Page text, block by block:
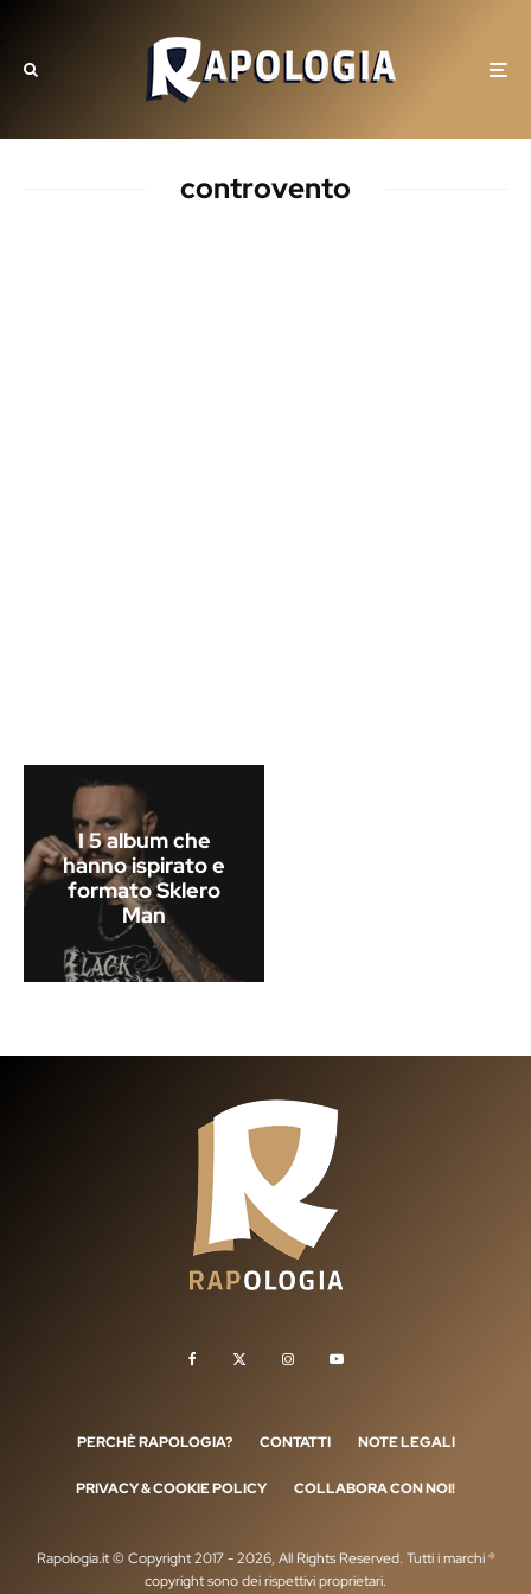
controvento
I 5 album che
hanno ispirato e
formato Sklero
Man
PERCHÈ RAPOLOGIA? CONTATTI NOTE LEGALI
PRIVACY & COOKIE POLICY COLLABORA CON NOI!
Rapologia.it © Copyright 2017 - 2026, All Rights Reserved. Tutti i marchi ®
copyright sono dei rispettivi proprietari.